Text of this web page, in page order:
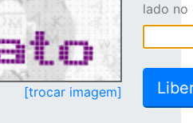
[trocar imagem]
lado no